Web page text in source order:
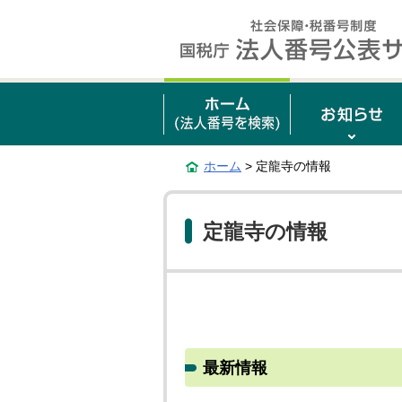
ホーム > 定龍寺の情報
定龍寺の情報
最新情報